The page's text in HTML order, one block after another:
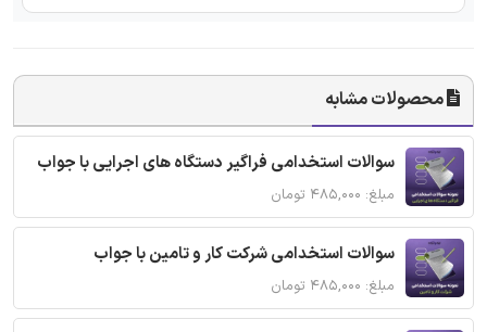
محصولات مشابه
سوالات استخدامی فراگیر دستگاه های اجرایی با جواب
مبلغ: ۴۸۵,۰۰۰ تومان
سوالات استخدامی شرکت کار و تامین با جواب
مبلغ: ۴۸۵,۰۰۰ تومان